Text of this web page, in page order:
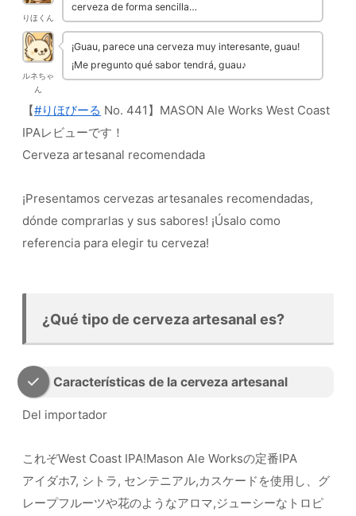
りほくん
cerveza de forma sencilla…
ルネちゃ
ん
¡Guau, parece una cerveza muy interesante, guau!
¡Me pregunto qué sabor tendrá, guau♪
【#りほびーる No. 441】MASON Ale Works West Coast
IPAレビューです！
Cerveza artesanal recomendada
¡Presentamos cervezas artesanales recomendadas,
dónde comprarlas y sus sabores! ¡Úsalo como
referencia para elegir tu cerveza!
¿Qué tipo de cerveza artesanal es?
Características de la cerveza artesanal
Del importador
これぞWest Coast IPA!Mason Ale Worksの定番IPA
アイダホ7, シトラ, センテニアル,カスケードを使用し、グ
レープフルーツや花のようなアロマ,ジューシーなトロピ